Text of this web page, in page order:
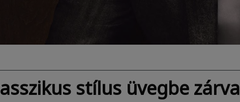
stílus üvegbe zárva